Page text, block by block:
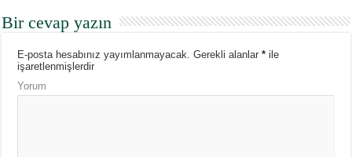
Bir cevap yazın
E-posta hesabınız yayımlanmayacak. Gerekli alanlar* ile
işaretlenmişlerdir
Yorum